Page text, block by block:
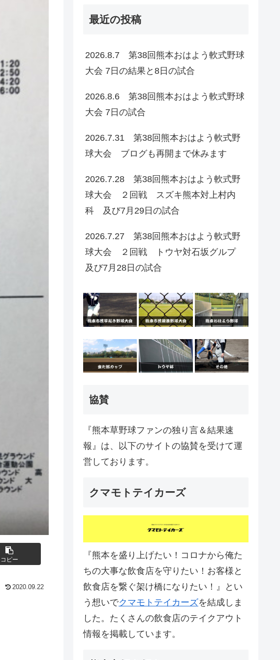
コピー
2020.09.22
最近の投稿
2026.8.7 第38回熊本おはよう軟式野球
大会 7日の結果と8日の試合
2026.8.6 第38回熊本おはよう軟式野球
大会 7日の試合
2026.7.31 第38回熊本おはよう軟式野
球大会 ブログも再開まで休みます
2026.7.28 第38回熊本おはよう軟式野
球大会 ２回戦 スズキ熊本対上村内
科 及び7月29日の試合
2026.7.27 第38回熊本おはよう軟式野
球大会 ２回戦 トウヤ対石坂グルプ
及び7月28日の試合
協賛
『熊本草野球ファンの独り言＆結果速
報』は、以下のサイトの協賛を受けて運
営しております。
クマモトテイカーズ
『熊本を盛り上げたい！コロナから俺た
ちの大事な飲食店を守りたい！お客様と
飲食店を繋ぐ架け橋になりたい！』とい
う想いでクマモトテイカーズを結成しま
した。たくさんの飲食店のテイクアウト
情報を掲載しています。